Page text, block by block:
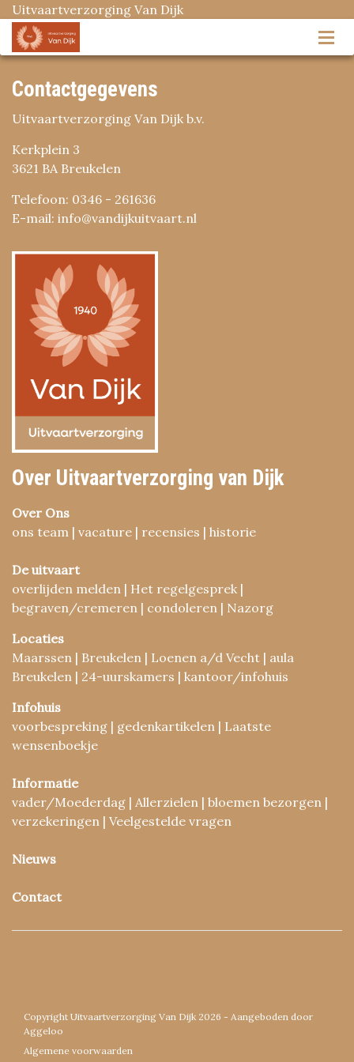
Uitvaartverzorging Van Dijk
Contactgegevens
Uitvaartverzorging Van Dijk b.v.
Kerkplein 3
3621 BA Breukelen
Telefoon: 0346 - 261636
E-mail: info@vandijkuitvaart.nl
Over Uitvaartverzorging van Dijk
Over Ons
ons team | vacature | recensies | historie
De uitvaart
overlijden melden | Het regelgesprek |
begraven/cremeren | condoleren | Nazorg
Locaties
Maarssen | Breukelen | Loenen a/d Vecht | aula
Breukelen | 24-uurskamers | kantoor/infohuis
Infohuis
voorbespreking | gedenkartikelen | Laatste
wensenboekje
Informatie
vader/Moederdag | Allerzielen | bloemen bezorgen |
verzekeringen | Veelgestelde vragen
Nieuws
Contact
Copyright Uitvaartverzorging Van Dijk 2026 - Aangeboden door
Aggeloo
Algemene voorwaarden